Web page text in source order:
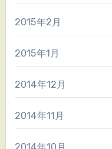
2015年2月
2015年1月
2014年12月
2014年11月
2014年10月